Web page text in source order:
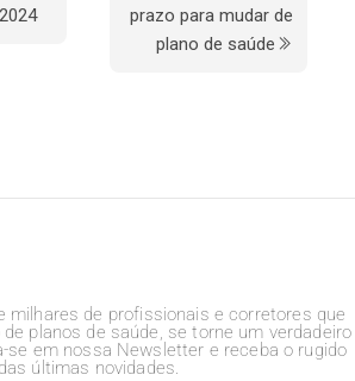
prazo para mudar de
plano de saúde
milhares de profissionais e corretores que
planos de saúde, se torne um verdadeiro
se em nossa Newsletter e receba o rugido
das últimas novidades.